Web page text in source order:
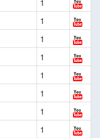
1
1
1
1
1
1
1
1